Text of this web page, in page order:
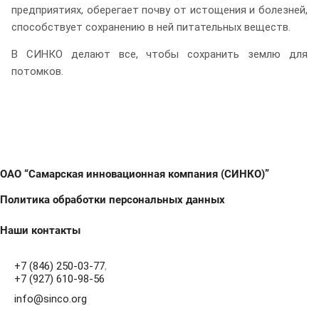
предприятиях, оберегает почву от истощения и болезней,
способствует сохранению в ней питательных веществ.
В СИНКО делают все, чтобы сохранить землю для
потомков.
ОАО “Самарская инновационная компания (СИНКО)”
Политика обработки персональных данных
Наши контакты
+7 (846) 250-03-77,
+7 (927) 610-98-56
info@sinco.org